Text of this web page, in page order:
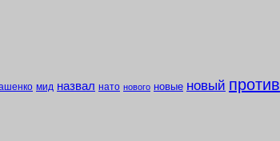
мид назвал нато нового новые новый против